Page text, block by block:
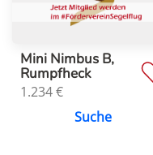
Mini Nimbus B,
Rumpfheck
1.234€
Suche